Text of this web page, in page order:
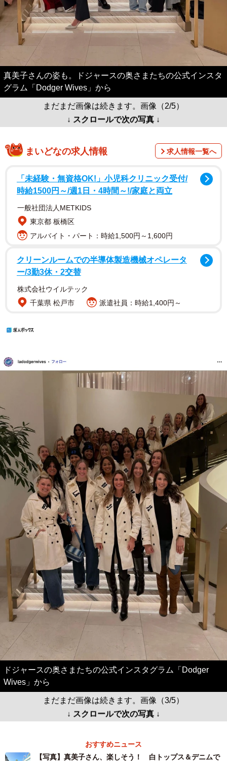
真美子さんの姿も。ドジャースの奥さまたちの公式インスタ
グラム「Dodger Wives」から
まだまだ画像は続きます。画像（2/5）
↓ スクロールで次の写真 ↓
まいどなの求人情報 求人情報一覧へ
「未経験・無資格OK!」小児科クリニック受付/
時給1500円～/週1日・4時間～!/家庭と両立
一般社団法人METKIDS
東京都 板橋区
アルバイト・パート：時給1,500円～1,600円
クリーンルームでの半導体製造機械オペレータ
ー/3勤3休・2交替
株式会社ウイルテック
千葉県 松戸市
派遣社員：時給1,400円～
ドジャースの奥さまたちの公式インスタグラム「Dodger
Wives」から
まだまだ画像は続きます。画像（3/5）
↓ スクロールで次の写真 ↓
おすすめニュース
【写真】真美子さん、楽しそう！ 白トップス＆デニムで